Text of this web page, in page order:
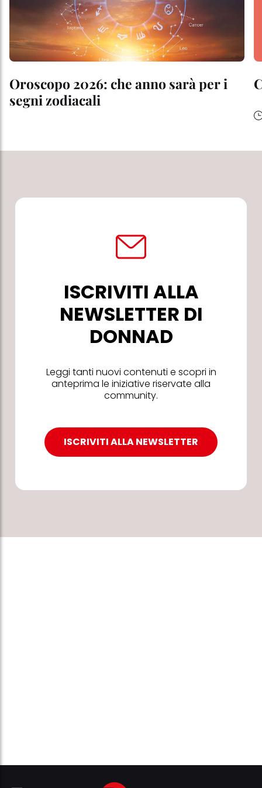
Oroscopo 2026: che anno sarà per i
segni zodiacali
ISCRIVITI ALLA
NEWSLETTER DI
DONNAD
Leggi tanti nuovi contenuti e scopri in
anteprima le iniziative riservate alla
community.
ISCRIVITI ALLA NEWSLETTER